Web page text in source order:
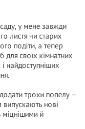
у мене завжди
листя чи старих
подіти, а тепер
своїх кімнатних
найдоступніших
трохи попелу —
випускають нові
міцнішими й